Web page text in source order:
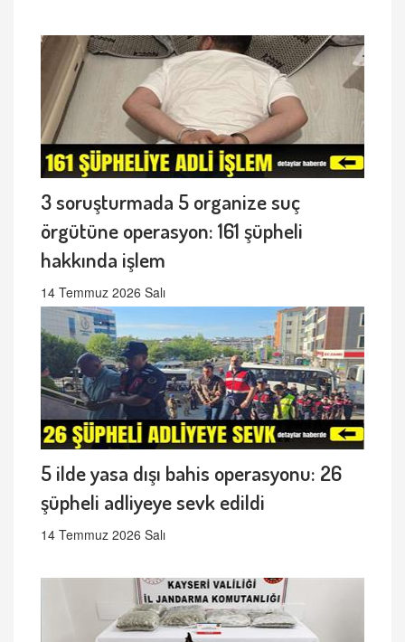
3 soruşturmada 5 organize suç
örgütüne operasyon: 161 şüpheli
hakkında işlem
14 Temmuz 2026 Salı
5 ilde yasa dışı bahis operasyonu: 26
şüpheli adliyeye sevk edildi
14 Temmuz 2026 Salı